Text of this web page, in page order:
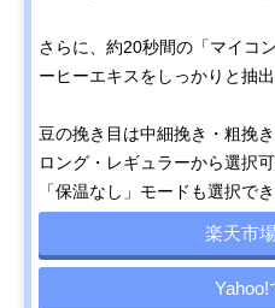
さらに、約20秒間の「マイコ
ーヒーエキスをしっかりと抽出
豆の挽き目は中細挽き・粗挽
ロング・レギュラーから選択
「保温なし」モードも選択でき
楽天市
Yahoo!